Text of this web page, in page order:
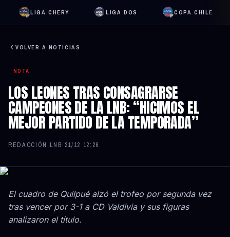
LIGA CHERY LIGA DOS COPA CHILE
VOLVER A NOTICIAS
NOTA
LOS LEONES TRAS CONSAGRARSE
CAMPEONES DE LA LNB: “HICIMOS EL
MEJOR PARTIDO DE LA TEMPORADA”
REDACCIÓN LNB· 21/12 12:26
El cuadro de Quilpué alzó el trofeo por segunda vez
tras vencer por 3-1 a CD Valdivia y sus figuras
analizaron el título.